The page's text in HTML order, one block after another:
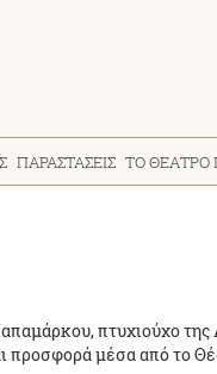
ΠΑΡΑΣΤΑΣΕΙΣ ΤΟ ΘΕΑΤΡΟ
πτυχιούχο
μέσα από το